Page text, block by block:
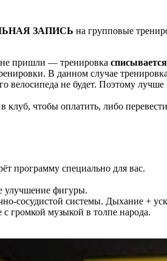
ЗАПИСЬ на групповые
не пришли — тренировка списывается
В данном случае
велосипеда не будет. Поэтому
чтобы оплатить, либо
программу специально для вас.
улучшение фигуры.
сосудистой системы. Дыхание +
громкой музыкой в толпе народа.